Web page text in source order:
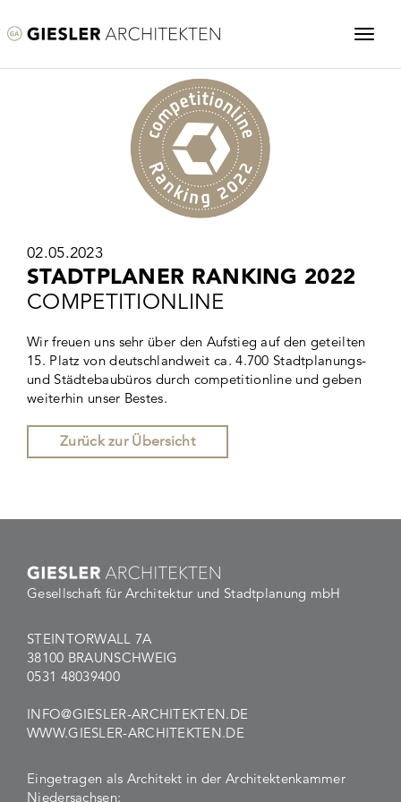
02.05.2023
STADTPLANER RANKING 2022
COMPETITIONLINE
Wir freuen uns sehr über den Aufstieg auf den geteilten
15. Platz von deutschlandweit ca. 4.700 Stadtplanungs-
und Städtebaubüros durch competitionline und geben
weiterhin unser Bestes.
Zurück zur Übersicht
Gesellschaft für Architektur und Stadtplanung mbH
STEINTORWALL 7A
38100 BRAUNSCHWEIG
0531 48039400
INFO@GIESLER-ARCHITEKTEN.DE
WWW.GIESLER-ARCHITEKTEN.DE
Eingetragen als Architekt in der Architektenkammer
Niedersachsen: